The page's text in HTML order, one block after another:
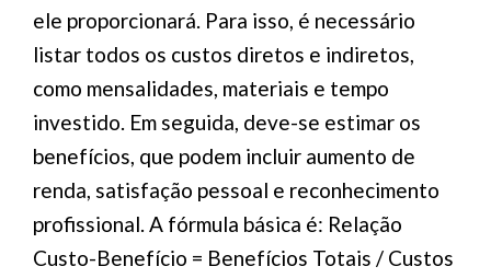
ele proporcionará. Para isso, é necessário
listar todos os custos diretos e indiretos,
como mensalidades, materiais e tempo
investido. Em seguida, deve-se estimar os
benefícios, que podem incluir aumento de
renda, satisfação pessoal e reconhecimento
profissional. A fórmula básica é: Relação
Custo-Benefício = Benefícios Totais / Custos